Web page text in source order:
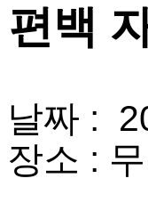
편백
날짜 :
장소 :